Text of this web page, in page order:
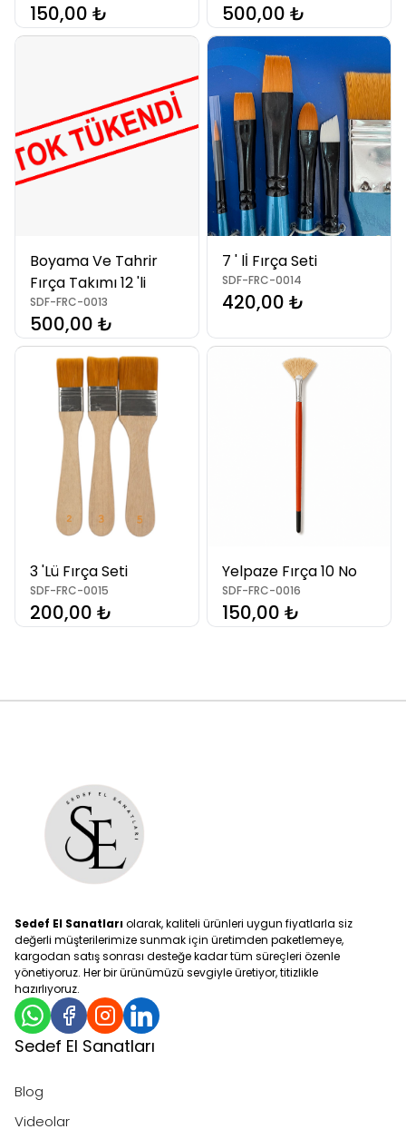
150,00 ₺ 500,00 ₺
Boyama Ve Tahrir
Fırça Takımı 12 'li
SDF-FRC-0013
500,00 ₺
7 ' lİ Fırça Seti
SDF-FRC-0014
420,00 ₺
3 'Lü Fırça Seti
SDF-FRC-0015
200,00 ₺
Yelpaze Fırça 10 No
SDF-FRC-0016
150,00 ₺
Sedef El Sanatlarıolarak, kaliteli ürünleri uygun fiyatlarla siz
değerli müşterilerimize sunmak için üretimden paketlemeye,
kargodan satış sonrası desteğe kadar tüm süreçleri özenle
yönetiyoruz. Her bir ürünümüzü sevgiyle üretiyor, titizlikle
hazırlıyoruz.
Sedef El Sanatları
Blog
Videolar